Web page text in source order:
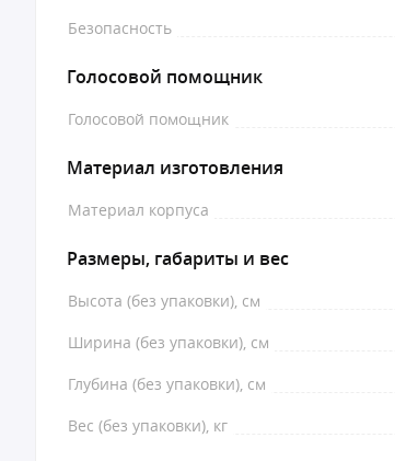
Безопасность
Голосовой помощник
Голосовой помощник
Материал изготовления
Материал корпуса
Размеры, габариты и вес
Высота (без упаковки), см
Ширина (без упаковки), см
Глубина (без упаковки), см
Вес (без упаковки), кг